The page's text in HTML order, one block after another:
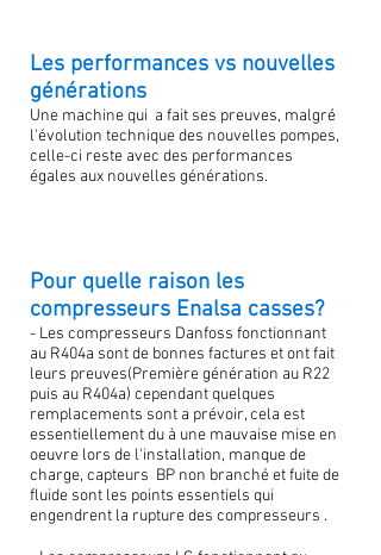
Les performances vs nouvelles
générations
Une machine qui a fait ses preuves, malgré
l'évolution technique des nouvelles pompes,
celle-ci reste avec des performances
égales aux nouvelles générations.
Pour quelle raison les
compresseurs Enalsa casses?
- Les compresseurs Danfoss fonctionnant
au R404a sont de bonnes factures et ont fait
leurs preuves(Première génération au R22
puis au R404a) cependant quelques
remplacements sont a prévoir, cela est
essentiellement du à une mauvaise mise en
oeuvre lors de l'installation, manque de
charge, capteurs BP non branché et fuite de
fluide sont les points essentiels qui
engendrent la rupture des compresseurs .